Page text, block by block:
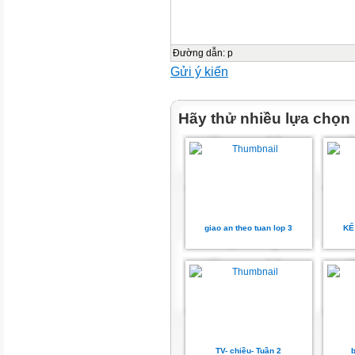
Số trang
ĐẶT VẤN ĐỀ
GIẢI QUYẾT VẤN ĐỀ
Đường dẫn: p
Gửi ý kiến
Hãy thử nhiều lựa chọn
giao an theo tuan lop 3
TV- chiều- Tuần 2